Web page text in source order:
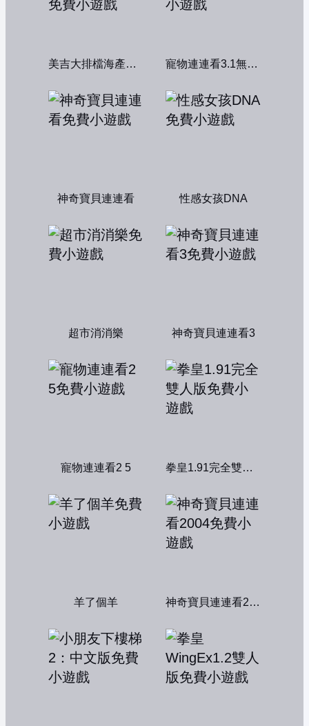
美吉大排檔海產店：中文版 寵物連連看3.1無敵版
神奇寶貝連連看 性感女孩DNA
超市消消樂 神奇寶貝連連看3
寵物連連看2 5 拳皇1.91完全雙人版
羊了個羊 神奇寶貝連連看2004